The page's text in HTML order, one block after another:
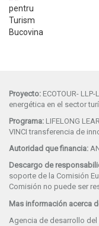
Proyecto: ECOTOUR-
energética en el sector
Programa: LIFELONG
VINCI transferencia de
Autoridad que financia:
Descargo de
soporte de la Comisión
Comisión no puede ser
Mas información acerca
Agencia de desarrollo del